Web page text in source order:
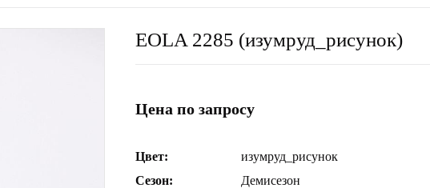
EOLA 2285 (изумруд_рисунок)
Цена по запросу
Цвет:
изумруд_рисунок
Сезон:
Демисезон